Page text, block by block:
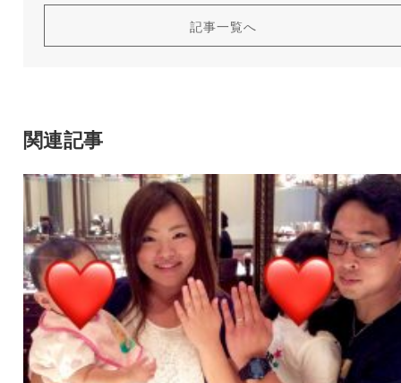
記事一覧へ
関連記事